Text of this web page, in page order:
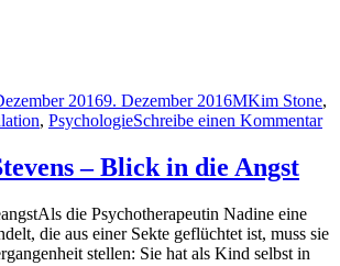
20169. Dezember 2016MKim Stone,
, PsychologieSchreibe einen Kommentarzu
– Blick in die Angst
Als die Psychotherapeutin Nadine eine
die aus einer Sekte geflüchtet ist, muss sie
stellen: Sie hat als Kind selbst in